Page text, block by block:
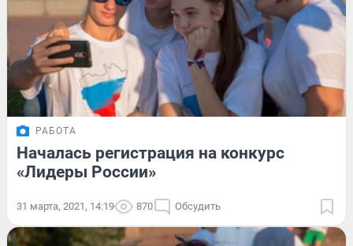
РАБОТА
Началась регистрация на конкурс
«Лидеры России»
31 марта, 2021, 14:19 870 Обсудить